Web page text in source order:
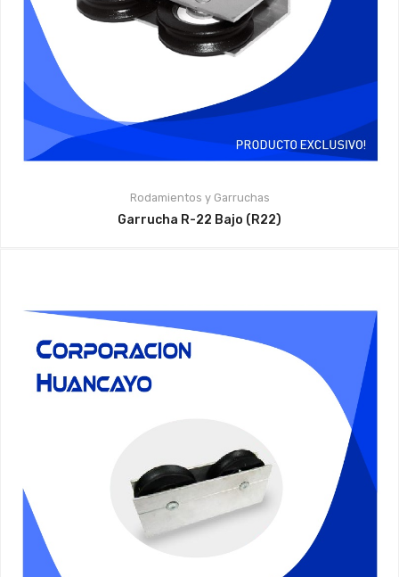
Rodamientos y Garruchas
Garrucha R-22 Bajo (R22)